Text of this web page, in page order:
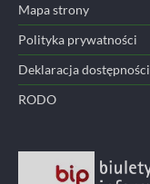
Mapa strony
Polityka prywatności
Deklaracja dostępności
RODO